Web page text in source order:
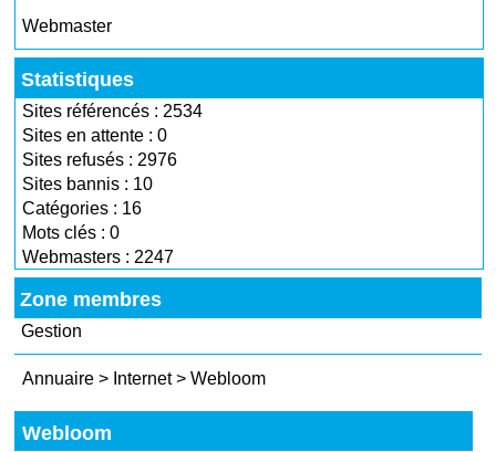
Webmaster
Statistiques
Sites référencés : 2534
Sites en attente : 0
Sites refusés : 2976
Sites bannis : 10
Catégories : 16
Mots clés : 0
Webmasters : 2247
Zone membres
Gestion
Annuaire > Internet>Webloom
Webloom